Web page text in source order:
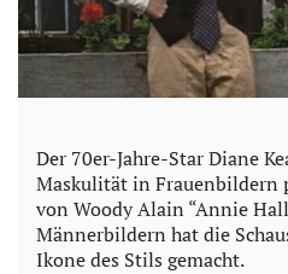
Der 70er-Jahre-Star Diane
Maskulität in Frauenbildern
von Woody Alain “Annie
Männerbildern hat die
Ikone des Stils gemacht.